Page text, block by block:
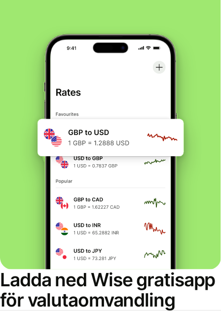
Ladda ned Wise gratisapp
för valutaomvandling